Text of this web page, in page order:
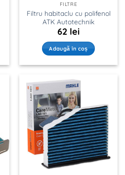
FILTRE
Filtru habitaclu cu polifenol
ATK Autotechnik
62 lei
Adaugă în coș